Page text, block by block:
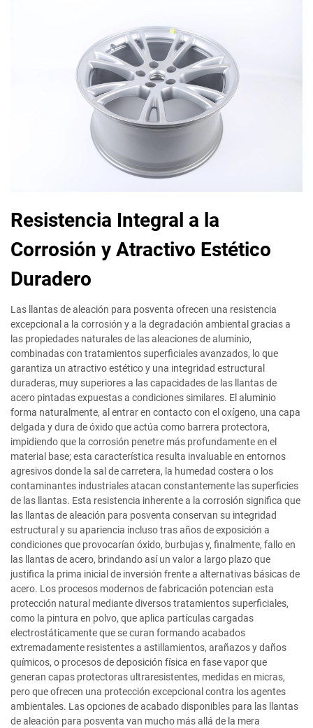
Resistencia Integral a la
Corrosión y Atractivo Estético
Duradero
Las llantas de aleación para posventa ofrecen una resistencia
excepcional a la corrosión y a la degradación ambiental gracias a
las propiedades naturales de las aleaciones de aluminio,
combinadas con tratamientos superficiales avanzados, lo que
garantiza un atractivo estético y una integridad estructural
duraderas, muy superiores a las capacidades de las llantas de
acero pintadas expuestas a condiciones similares. El aluminio
forma naturalmente, al entrar en contacto con el oxígeno, una capa
delgada y dura de óxido que actúa como barrera protectora,
impidiendo que la corrosión penetre más profundamente en el
material base; esta característica resulta invaluable en entornos
agresivos donde la sal de carretera, la humedad costera o los
contaminantes industriales atacan constantemente las superficies
de las llantas. Esta resistencia inherente a la corrosión significa que
las llantas de aleación para posventa conservan su integridad
estructural y su apariencia incluso tras años de exposición a
condiciones que provocarían óxido, burbujas y, finalmente, fallo en
las llantas de acero, brindando así un valor a largo plazo que
justifica la prima inicial de inversión frente a alternativas básicas de
acero. Los procesos modernos de fabricación potencian esta
protección natural mediante diversos tratamientos superficiales,
como la pintura en polvo, que aplica partículas cargadas
electrostáticamente que se curan formando acabados
extremadamente resistentes a astillamientos, arañazos y daños
químicos, o procesos de deposición física en fase vapor que
generan capas protectoras ultraresistentes, medidas en micras,
pero que ofrecen una protección excepcional contra los agentes
ambientales. Las opciones de acabado disponibles para las llantas
de aleación para posventa van mucho más allá de la mera